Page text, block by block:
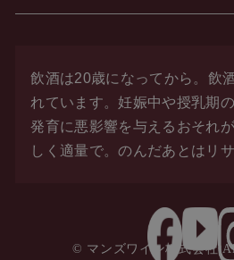
飲酒は20歳になってから。飲
れています。妊娠中や授乳期
発育に悪影響を与えるおそれ
しく適量で。のんだあとはリサ
© マンズワイン株式会社